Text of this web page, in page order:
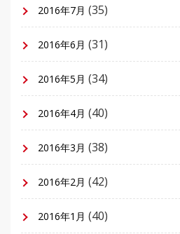
2016年7月 (35)
2016年6月 (31)
2016年5月 (34)
2016年4月 (40)
2016年3月 (38)
2016年2月 (42)
2016年1月 (40)